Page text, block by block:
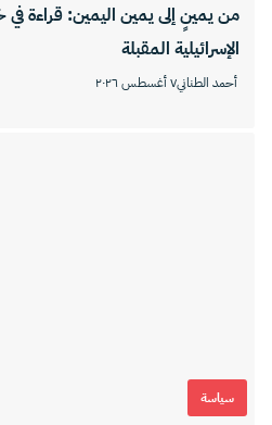
من يمينٍ إلى يمين اليمين: قراءة في
الإسرائيلية المقبلة
أحمد الطناني٧ أغسطس ٢٠٢٦
سياسة